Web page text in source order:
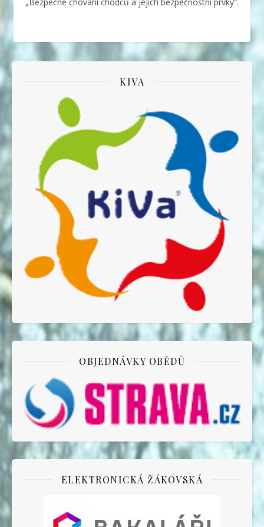
KIVA
OBJEDNÁVKY OBĚDŮ
ELEKTRONICKÁ ŽÁKOVSKÁ